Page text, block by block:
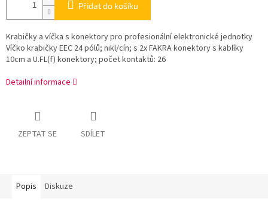
Přidat do košíku
Krabičky a víčka s konektory pro profesionální elektronické jednotky
Víčko krabičky EEC 24 pólů; nikl/cín; s 2x FAKRA konektory s kablíky
10cm a U.FL(f) konektory; počet kontaktů: 26
Detailní informace
ZEPTAT SE SDÍLET
Popis Diskuze